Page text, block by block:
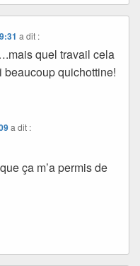
a dit :
quel travail cela
beaucoup quichottine!
a dit :
ça m’a permis de